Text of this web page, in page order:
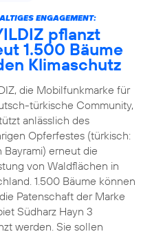
ENGAGEMENT:
pflanzt
1.500 Bäume
Klimaschutz
die Mobilfunkmarke für
türkische Community,
anlässlich des
Opferfestes (türkisch:
Bayrami) erneut die
von Waldflächen in
1.500 Bäume können
Patenschaft der Marke
Südharz Hayn 3
werden. Sie sollen